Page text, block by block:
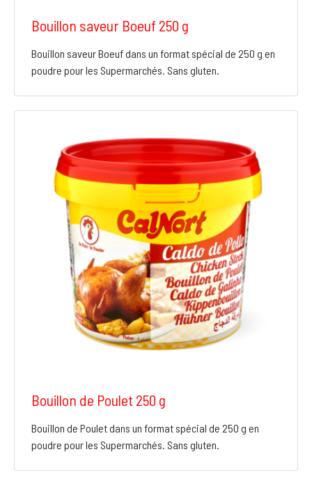
Bouillon saveur Boeuf 250 g
Bouillon saveur Boeuf dans un format spécial de 250 g en
poudre pour les Supermarchés. Sans gluten.
Bouillon de Poulet 250 g
Bouillon de Poulet dans un format spécial de 250 g en
poudre pour les Supermarchés. Sans gluten.